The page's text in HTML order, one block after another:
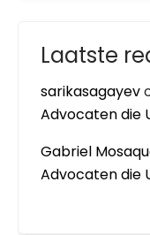
Laatste
sarikasagayev
Advocaten die
Gabriel
Advocaten die